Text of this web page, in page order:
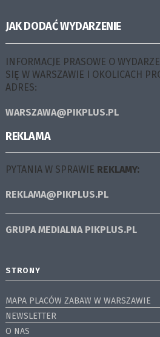
JAK DODAĆ WYDARZENIE
INFORMACJE PRASOWE O
SIĘ W WARSZAWIE I OKOLICACH
ADRES:
WARSZAWA@PIKPLUS.PL
REKLAMA
PYTANIA W SPRAWIE REKLAMY:
REKLAMA@PIKPLUS.PL
GRUPA MEDIALNA PIKPLUS.PL
STRONY
MAPA PLACÓW ZABAW W WARSZAWIE
NEWSLETTER
O NAS